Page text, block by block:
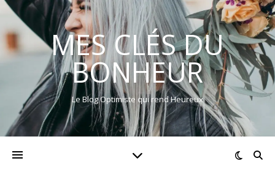
MES CLÉS DU
BONHEUR
Le Blog Optimiste qui rend Heureux